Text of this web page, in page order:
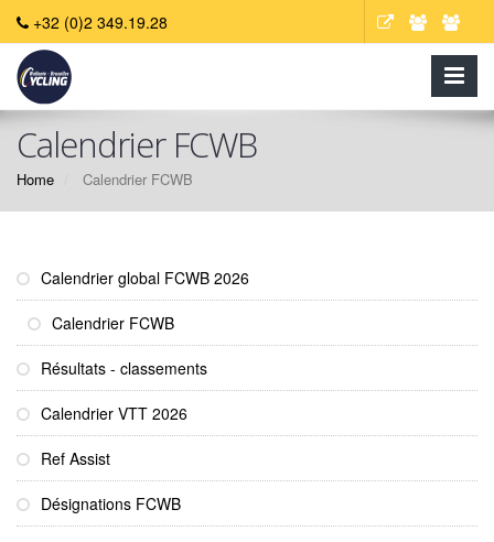
+32 (0)2 349.19.28
Calendrier FCWB
Home Calendrier FCWB
Calendrier global FCWB 2026
Calendrier FCWB
Résultats - classements
Calendrier VTT 2026
Ref Assist
Désignations FCWB